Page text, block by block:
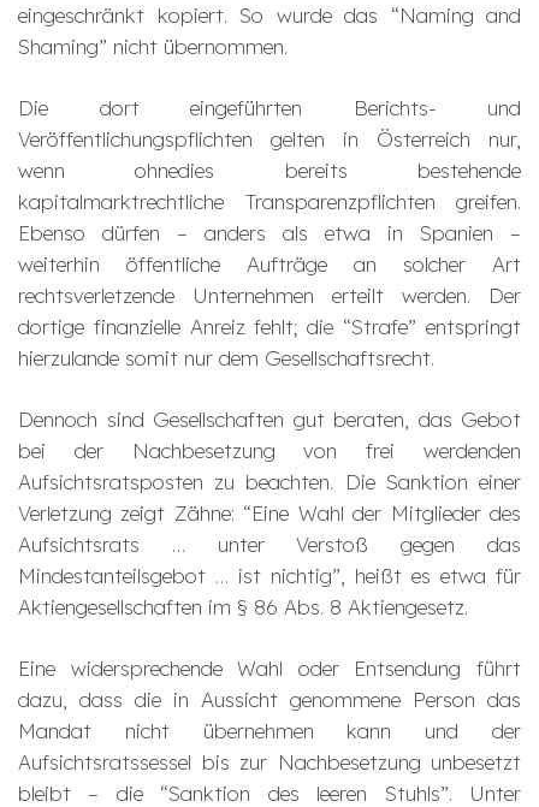
eingeschränkt kopiert. So wurde das “Naming and
Shaming” nicht übernommen.
Die dort eingeführten Berichts- und
Veröffentlichungspflichten gelten in Österreich nur,
wenn ohnedies bereits bestehende
kapitalmarktrechtliche Transparenzpflichten greifen.
Ebenso dürfen – anders als etwa in Spanien –
weiterhin öffentliche Aufträge an solcher Art
rechtsverletzende Unternehmen erteilt werden. Der
dortige finanzielle Anreiz fehlt; die “Strafe” entspringt
hierzulande somit nur dem Gesellschaftsrecht.
Dennoch sind Gesellschaften gut beraten, das Gebot
bei der Nachbesetzung von frei werdenden
Aufsichtsratsposten zu beachten. Die Sanktion einer
Verletzung zeigt Zähne: “Eine Wahl der Mitglieder des
Aufsichtsrats … unter Verstoß gegen das
Mindestanteilsgebot … ist nichtig”, heißt es etwa für
Aktiengesellschaften im § 86 Abs. 8 Aktiengesetz.
Eine widersprechende Wahl oder Entsendung führt
dazu, dass die in Aussicht genommene Person das
Mandat nicht übernehmen kann und der
Aufsichtsratssessel bis zur Nachbesetzung unbesetzt
bleibt – die “Sanktion des leeren Stuhls”. Unter